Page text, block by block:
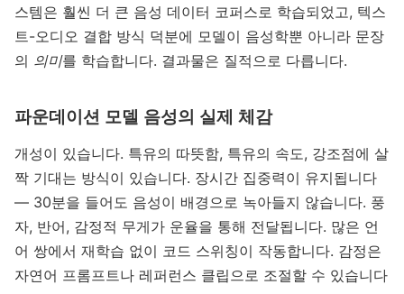
스템은 훨씬 더 큰 음성 데이터 코퍼스로 학습되었고, 텍스
트-오디오 결합 방식 덕분에 모델이 음성학뿐 아니라 문장
의 의미를 학습합니다. 결과물은 질적으로 다릅니다.
파운데이션 모델 음성의 실제 체감
개성이 있습니다. 특유의 따뜻함, 특유의 속도, 강조점에 살
짝 기대는 방식이 있습니다. 장시간 집중력이 유지됩니다
— 30분을 들어도 음성이 배경으로 녹아들지 않습니다. 풍
자, 반어, 감정적 무게가 운율을 통해 전달됩니다. 많은 언
어 쌍에서 재학습 없이 코드 스위칭이 작동합니다. 감정은
자연어 프롬프트나 레퍼런스 클립으로 조절할 수 있습니다